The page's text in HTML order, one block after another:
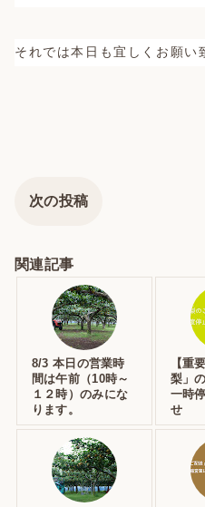
それでは本日も宜しくお願い
次の投稿
関連記事
8/3 本日の営業時
間は午前（10時～
１２時）のみにな
ります。
【重
梨」
一時
せ